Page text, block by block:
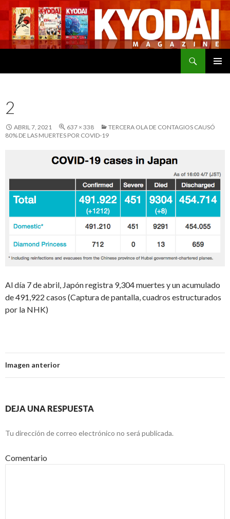
2
ABRIL 7, 2021 637 × 338
TERCERA OLA DE CONTAGIOS CAUSÓ
80% DE LAS MUERTES POR COVID-19
Al día 7 de abril, Japón registra 9,304 muertes y un acumulado
de 491,922 casos (Captura de pantalla, cuadros estructurados
por la NHK)
Imagen anterior
DEJA UNA RESPUESTA
Tu dirección de correo electrónico no será publicada.
Comentario